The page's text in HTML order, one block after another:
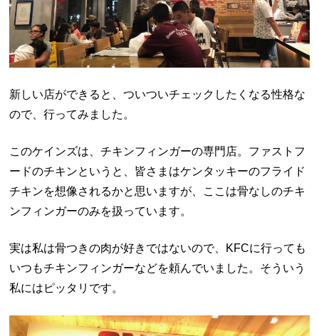
新しい店ができると、ついついチェックしたくなる性格な
ので、行ってみました。
このケインズは、チキンフィンガーの専門店。ファストフ
ードのチキンというと、皆さまはケンタッキーのフライド
チキンを想像されるかと思いますが、ここは骨なしのチキ
ンフィンガーのみを扱っています。
実は私は骨つきの肉が好きではないので、 KFCに行っても
いつもチキンフィンガーなどを頼んでいました。そういう
私にはピッタリです。